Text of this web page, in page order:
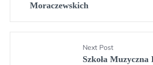
Moraczewskich
Next Post
Szkoła